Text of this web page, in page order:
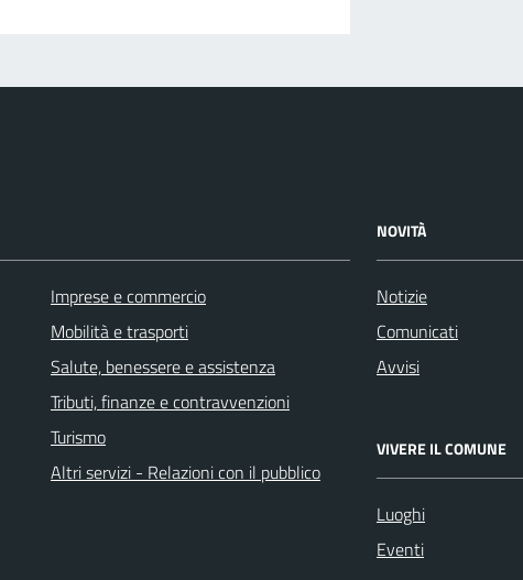
Imprese e commercio
Mobilità e trasporti
Salute, benessere e assistenza
Tributi, finanze e contravvenzioni
Turismo
Altri servizi - Relazioni con il pubblico
NOVITÀ
Notizie
Comunicati
Avvisi
VIVERE IL COMUNE
Luoghi
Eventi